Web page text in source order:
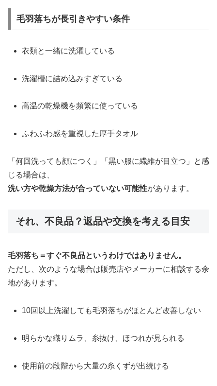
毛羽落ちが長引きやすい条件
衣類と一緒に洗濯している
洗濯槽に詰め込みすぎている
高温の乾燥機を頻繁に使っている
ふわふわ感を重視した厚手タオル
「何回洗っても顔につく」「黒い服に繊維が目立つ」と感
じる場合は、
洗い方や乾燥方法が合っていない可能性があります。
それ、不良品？返品や交換を考える目安
毛羽落ち＝すぐ不良品というわけではありません。
ただし、次のような場合は販売店やメーカーに相談する余
地があります。
10回以上洗濯しても毛羽落ちがほとんど改善しない
明らかな織りムラ、糸抜け、ほつれが見られる
使用前の段階から大量の糸くずが出続ける